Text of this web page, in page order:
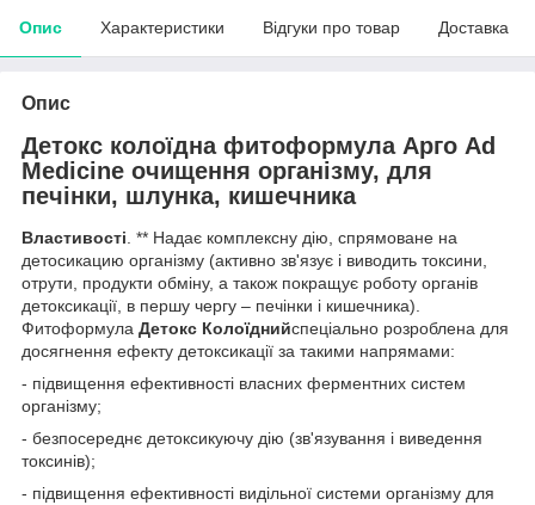
Опис Характеристики Відгуки про товар Доставка
Опис
Детокс колоїдна фитоформула Арго Ad
Medicine очищення організму, для
печінки, шлунка, кишечника
Властивості. ** Надає комплексну дію, спрямоване на
детосикацию організму (активно зв'язує і виводить токсини,
отрути, продукти обміну, а також покращує роботу органів
детоксикації, в першу чергу – печінки і кишечника).
Фитоформула Детокс Колоїднийспеціально розроблена для
досягнення ефекту детоксикації за такими напрямами:
- підвищення ефективності власних ферментних систем
організму;
- безпосереднє детоксикуючу дію (зв'язування і виведення
токсинів);
- підвищення ефективності видільної системи організму для